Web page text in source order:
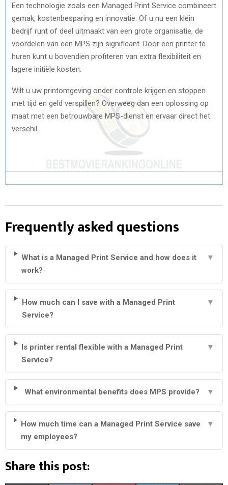
Een technologie zoals een Managed Print Service combineert
gemak, kostenbesparing en innovatie. Of u nu een klein
bedrijf runt of deel uitmaakt van een grote organisatie, de
voordelen van een MPS zijn significant. Door een printer te
huren kunt u bovendien profiteren van extra flexibiliteit en
lagere initiële kosten.
Wilt u uw printomgeving onder controle krijgen en stoppen
met tijd en geld verspillen? Overweeg dan een oplossing op
maat met een betrouwbare MPS-dienst en ervaar direct het
verschil.
Frequently asked questions
What is a Managed Print Service and how does it
work?
▼
How much can I save with a Managed Print
Service?
▼
Is printer rental flexible with a Managed Print
Service?
▼
What environmental benefits does MPS provide? ▼
How much time can a Managed Print Service save
my employees?
▼
Share this post: